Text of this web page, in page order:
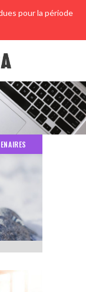
pour la période